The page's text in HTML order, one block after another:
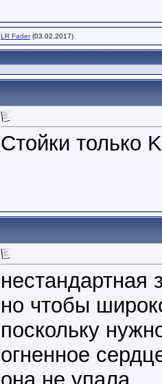
LR Fader(03.02.2017)
Стойки только
но чтобы
поскольку
огненное